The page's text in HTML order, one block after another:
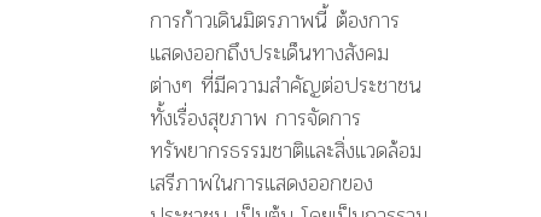
การก้าวเดินมิตรภาพนี้ ต้องการ
แสดงออกถึงประเด็นทางสังคม
ต่างๆ ที่มีความสำคัญต่อประชาชน
ทั้งเรื่องสุขภาพ การจัดการ
ทรัพยากรธรรมชาติและสิ่งแวดล้อม
เสรีภาพในการแสดงออกของ